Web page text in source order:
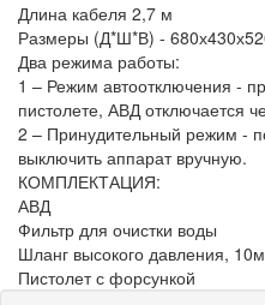
Длина кабеля 2,7 м
Размеры (Д*Ш*В) -
Два режима работы:
1 – Режим автоотключения -
пистолете, АВД отключается
2 – Принудительный режим -
выключить аппарат вручную.
КОМПЛЕКТАЦИЯ:
АВД
Фильтр для очистки воды
Шланг высокого давления,
Пистолет с форсункой